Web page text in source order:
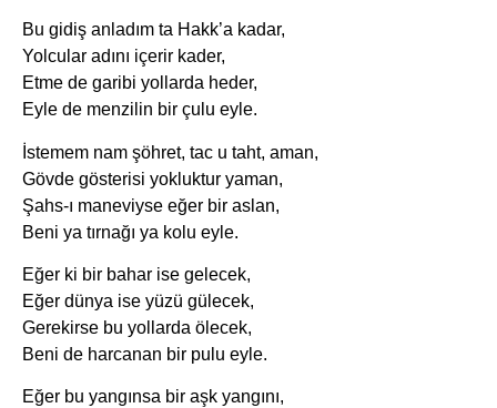
Bu gidiş anladım ta Hakk’a kadar,
Yolcular adını içerir kader,
Etme de garibi yollarda heder,
Eyle de menzilin bir çulu eyle.
İstemem nam şöhret, tac u taht, aman,
Gövde gösterisi yokluktur yaman,
Şahs-ı maneviyse eğer bir aslan,
Beni ya tırnağı ya kolu eyle.
Eğer ki bir bahar ise gelecek,
Eğer dünya ise yüzü gülecek,
Gerekirse bu yollarda ölecek,
Beni de harcanan bir pulu eyle.
Eğer bu yangınsa bir aşk yangını,